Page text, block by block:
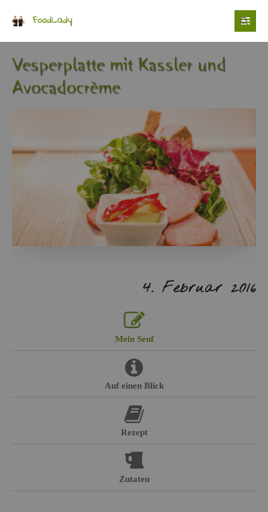
Ves­per­plat­te mit Kass­ler und
Avo­ca­docrè­me
4. Fe­bru­ar 2016
Mein Senf
Auf einen Blick
Re­zept
Zu­ta­ten